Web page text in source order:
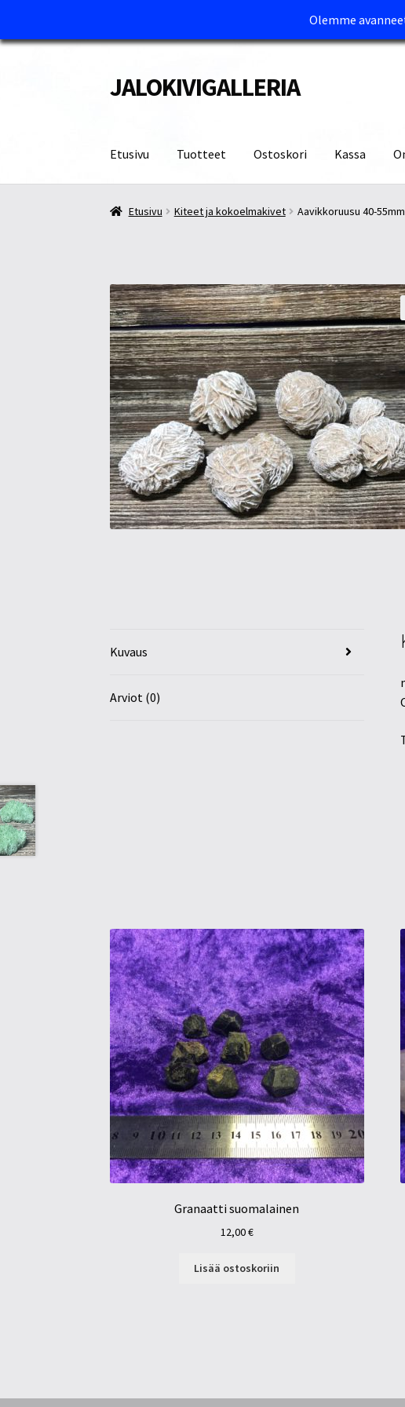
Olemme
Siirry
navigointiin
Siirry
sisältöön
JALOKIVIGALLERIA
Etusivu Tuotteet Ostoskori Kassa
Etusivu Kassa Maksutavat ja Tärkeää tietää Myymälät
Etusivu Kiteet ja kokoelmakivet Aavikkoruusu 40-55mm
Kuvaus
Arviot (0)
Granaatti suomalainen
12,00€
Lisää ostoskoriin